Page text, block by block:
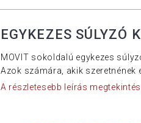
EGYKEZES SÚLYZÓ
MOVIT sokoldalú egykezes
Azok számára, akik szeretnének
A részletesebb leírás